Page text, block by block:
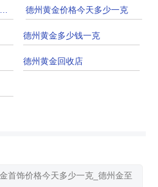
德州黄金价格今天多少一克
德州黄金多少钱一克
德州黄金回收店